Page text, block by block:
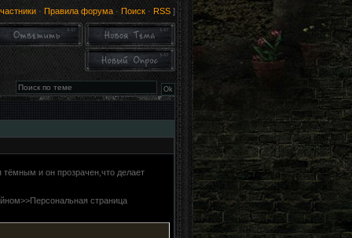
· Правила форума· Поиск· RSS]
и он прозрачен,что делает
страница